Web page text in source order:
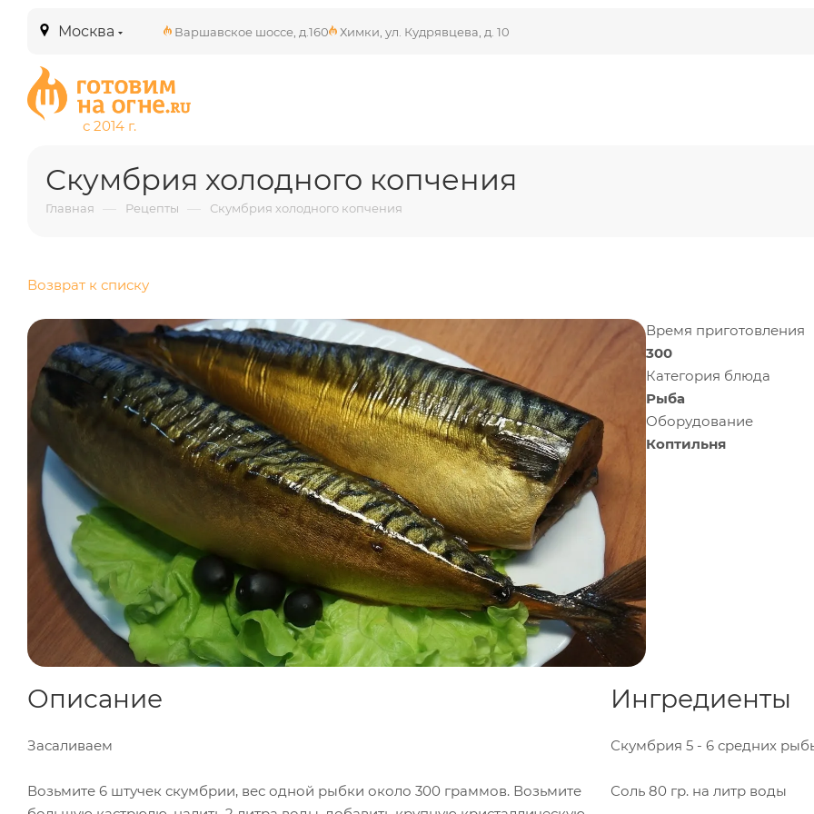
Москва Варшавское шоссе, д.160 Химки, ул. Кудрявцева, д. 10
Скумбрия холодного копчения
Главная — Рецепты — Скумбрия холодного копчения
Возврат к списку
Время приготовления
300
Категория блюда
Рыба
Оборудование
Коптильня
Описание
Засаливаем
Возьмите 6 штучек скумбрии, вес одной рыбки около 300 граммов. Возьмите
Ингредиенты
Скумбрия 5 - 6 средних
Соль 80 гр. на литр воды